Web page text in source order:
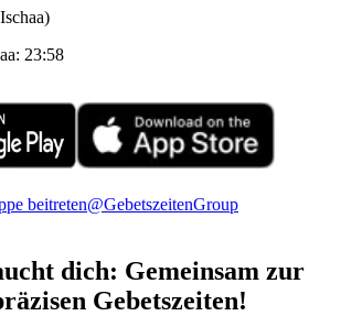
)
: 23:58
beitreten@GebetszeitenGroup
dich: Gemeinsam zur
Gebetszeiten!